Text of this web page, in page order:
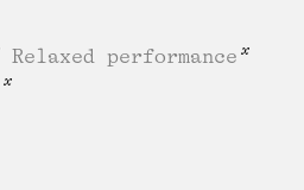
Relaxed performance